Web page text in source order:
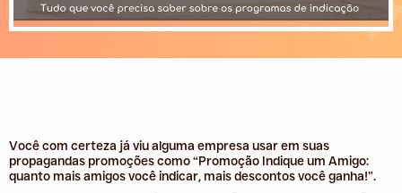
Você com certeza já viu alguma empresa usar em suas
propagandas promoções como “Promoção Indique um Amigo:
quanto mais amigos você indicar, mais descontos você ganha!”.